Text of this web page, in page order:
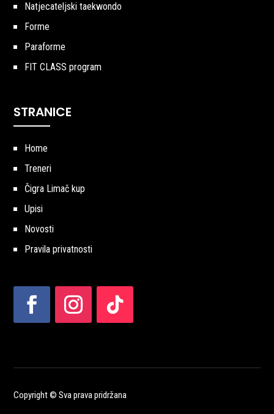
Natjecateljski taekwondo
Forme
Paraforme
FIT CLASS program
STRANICE
Home
Treneri
Čigra Limač kup
Upisi
Novosti
Pravila privatnosti
Copyright © Sva prava pridržana